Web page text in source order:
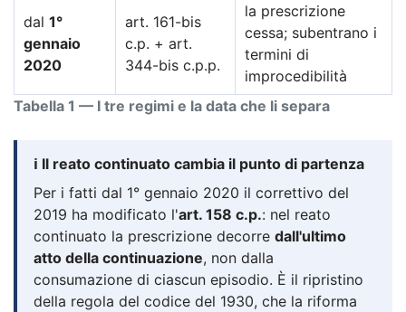
Tabella 1 — I tre regimi e la data che li separa
dal 1°
gennaio
2020
art. 161-bis
c.p. + art.
344-bis c.p.p.
la prescrizione
cessa; subentrano i
termini di
improcedibilità
ℹ️ Il reato continuato cambia il punto di partenza
Per i fatti dal 1° gennaio 2020 il correttivo del
2019 ha modificato l'art. 158 c.p.: nel reato
continuato la prescrizione decorre dall'ultimo
atto della continuazione, non dalla
consumazione di ciascun episodio. È il ripristino
della regola del codice del 1930, che la riforma